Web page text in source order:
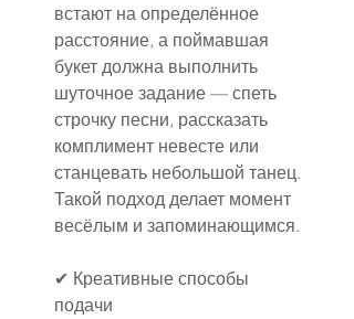
встают на определённое
расстояние, а поймавшая
букет должна выполнить
шуточное задание — спеть
строчку песни, рассказать
комплимент невесте или
станцевать небольшой танец.
Такой подход делает момент
весёлым и запоминающимся.
✔ Креативные способы
подачи